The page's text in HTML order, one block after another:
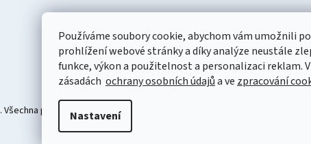
Používáme soubory cookie, abychom vám umožnili
prohlížení webové stránky a díky analýze neustále
funkce, výkon a použitelnost a personalizaci reklam.
zásadách ochrany osobních údajůa ve zpracování
Nastavení
. Všechna práva vyhrazena.Upravit nastavení cookies